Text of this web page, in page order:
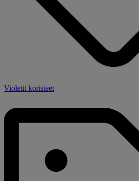
Violetit koristeet